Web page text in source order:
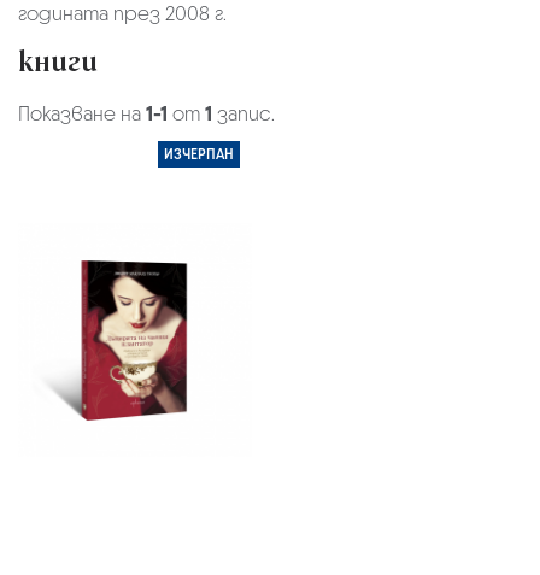
годината през 2008 г.
книги
Показване на1-1 от1 запис.
ИЗЧЕРПАН